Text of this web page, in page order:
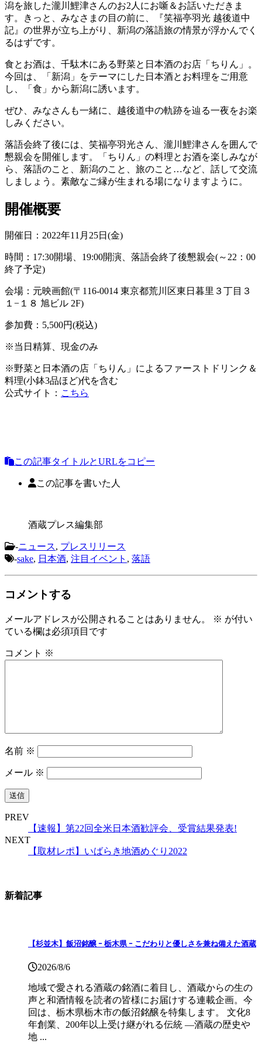
潟を旅した瀧川鯉津さんのお2人にお噺＆お話いただきま
す。きっと、みなさまの目の前に、『笑福亭羽光 越後道中
記』の世界が立ち上がり、新潟の落語旅の情景が浮かんでく
るはずです。
食とお酒は、千駄木にある野菜と日本酒のお店「ちりん」。
今回は、「新潟」をテーマにした日本酒とお料理をご用意
し、「食」から新潟に誘います。
ぜひ、みなさんも一緒に、越後道中の軌跡を辿る一夜をお楽
しみください。
落語会終了後には、笑福亭羽光さん、瀧川鯉津さんを囲んで
懇親会を開催します。「ちりん」の料理とお酒を楽しみなが
ら、落語のこと、新潟のこと、旅のこと…など、話して交流
しましょう。素敵なご縁が生まれる場になりますように。
開催概要
開催日：2022年11月25日(金)
時間：17:30開場、19:00開演、落語会終了後懇親会(～22：00
終了予定)
会場：元映画館(〒116-0014 東京都荒川区東日暮里３丁目３
１−１８ 旭ビル 2F)
参加費：5,500円(税込)
※当日精算、現金のみ
※野菜と日本酒の店「ちりん」によるファーストドリンク＆
料理(小鉢3品ほど)代を含む
公式サイト： こちら
この記事タイトルとURLをコピー
この記事を書いた人
酒蔵プレス編集部
-ニュース, プレスリリース
-sake, 日本酒, 注目イベント , 落語
コメントする
メールアドレスが公開されることはありません。 ※ が付い
ている欄は必須項目です
コメント ※
名前 ※
メール ※
PREV
【速報】第22回全米日本酒歓評会、受賞結果発表!
NEXT
【取材レポ】いばらき地酒めぐり2022
新着記事
【杉並木】飯沼銘醸 ｰ 栃木県 ｰ こだわりと優しさを兼ね備えた酒蔵
2026/8/6
地域で愛される酒蔵の銘酒に着目し、酒蔵からの生の
声と和酒情報を読者の皆様にお届けする連載企画。今
回は、栃木県栃木市の飯沼銘醸を特集します。 文化8
年創業、200年以上受け継がれる伝統 ―酒蔵の歴史や
地 ...